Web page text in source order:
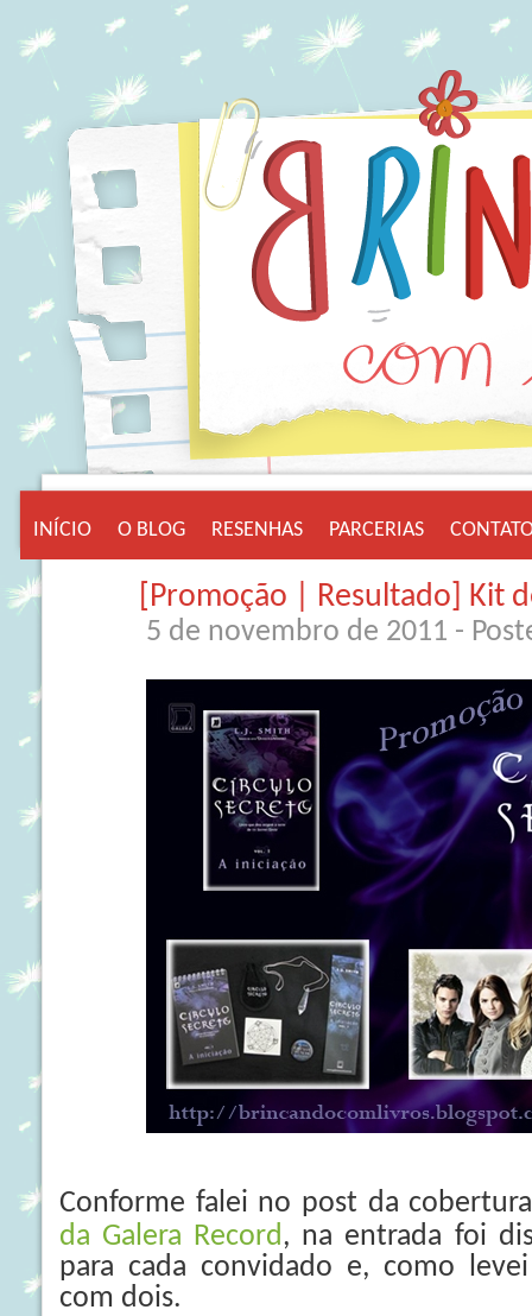
INÍCIO O BLOG RESENHAS PARCERIAS
[Promoção | Resultado] Kit
5 de novembro de 2011 -
Conforme falei no post da
da Galera Record, na entrada foi
para cada convidado e, como
com dois.